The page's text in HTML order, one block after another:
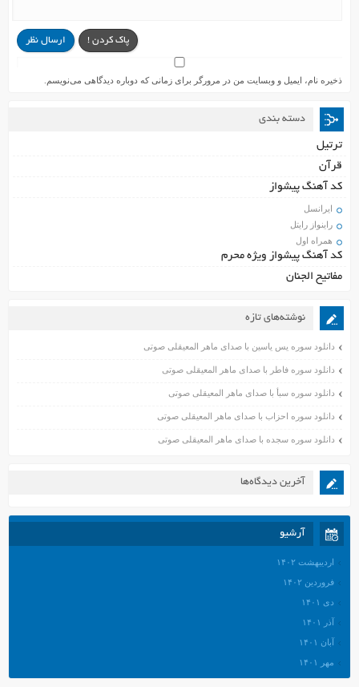
ارسال نظر پاک کردن !
ذخیره نام، ایمیل و وبسایت من در مرورگر برای زمانی که دوباره دیدگاهی می‌نویسم.
دسته بندی
ترتیل
قرآن
کد آهنگ پیشواز
ایرانسل
راینواز رایتل
همراه اول
کد آهنگ پیشواز ویژه محرم
مفاتیح الجنان
نوشته‌های تازه
دانلود سوره یس یاسین با صدای ماهر المعیقلی صوتی
دانلود سوره فاطر با صدای ماهر المعیقلی صوتی
دانلود سوره سبأ با صدای ماهر المعیقلی صوتی
دانلود سوره احزاب با صدای ماهر المعیقلی صوتی
دانلود سوره سجده با صدای ماهر المعیقلی صوتی
آخرین دیدگاه‌ها
آرشیو
اردیبهشت ۱۴۰۲
فروردین ۱۴۰۲
دی ۱۴۰۱
آذر ۱۴۰۱
آبان ۱۴۰۱
مهر ۱۴۰۱